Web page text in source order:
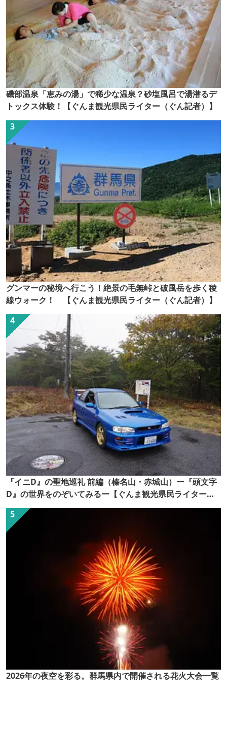
磯部温泉「恵みの湯」で稀少な温泉？砂塩風呂で湯潜るデ
トックス体験！【ぐんま観光県民ライター（ぐん記者）】
グンマーの秘境へ行こう！絶景の毛無峠と破風岳を歩く稜
線ウォーク！ 【ぐんま観光県民ライター（ぐん記者）】
『イニD』の聖地巡礼 前編（榛名山・赤城山）ー『頭文字
D』の世界をのぞいてみるー【ぐんま観光県民ライター
（ぐん記者）】
2026年の夜空を彩る。群馬県内で開催される花火大会一覧